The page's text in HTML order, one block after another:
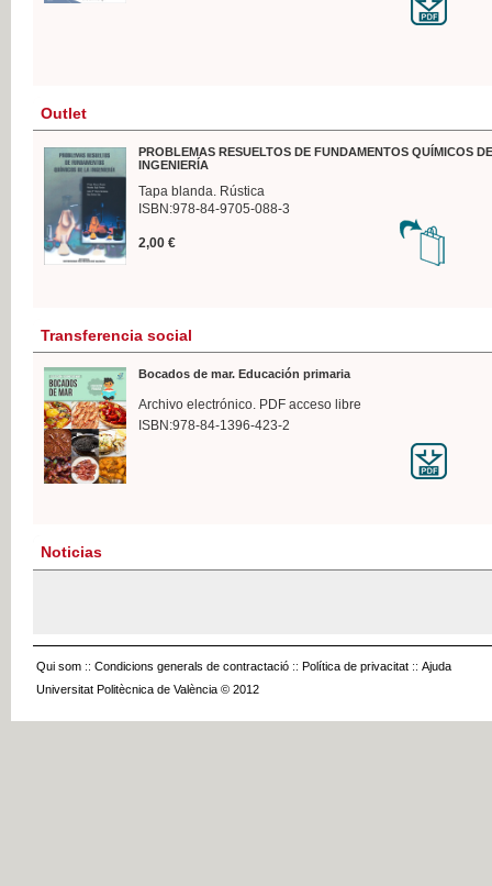
Outlet
PROBLEMAS RESUELTOS DE FUNDAMENTOS QUÍMICOS
INGENIERÍA
Tapa blanda. Rústica
ISBN:978-84-9705-088-3
2,00 €
Transferencia social
Bocados de mar. Educación primaria
Archivo electrónico. PDF acceso libre
ISBN:978-84-1396-423-2
Noticias
Qui som :: Condicions generals de contractació :: Política de privacitat :: Ajuda
Universitat Politècnica de València © 2012